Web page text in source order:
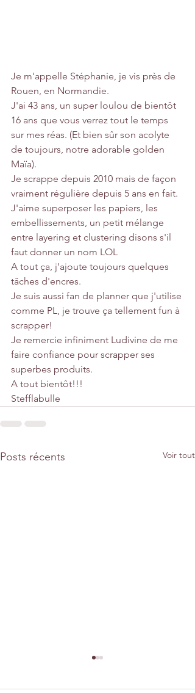
Je m'appelle Stéphanie, je vis près de
Rouen, en Normandie.
J'ai 43 ans, un super loulou de bientôt
16 ans que vous verrez tout le temps
sur mes réas. (Et bien sûr son acolyte
de toujours, notre adorable golden
Maïa).
Je scrappe depuis 2010 mais de façon
vraiment régulière depuis 5 ans en fait.
J'aime superposer les papiers, les
embellissements, un petit mélange
entre layering et clustering disons s'il
faut donner un nom LOL
A tout ça, j'ajoute toujours quelques
tâches d'encres.
Je suis aussi fan de planner que j'utilise
comme PL, je trouve ça tellement fun à
scrapper!
Je remercie infiniment Ludivine de me
faire confiance pour scrapper ses
superbes produits.
A tout bientôt!!!
Stefflabulle
Posts récents Voir tout